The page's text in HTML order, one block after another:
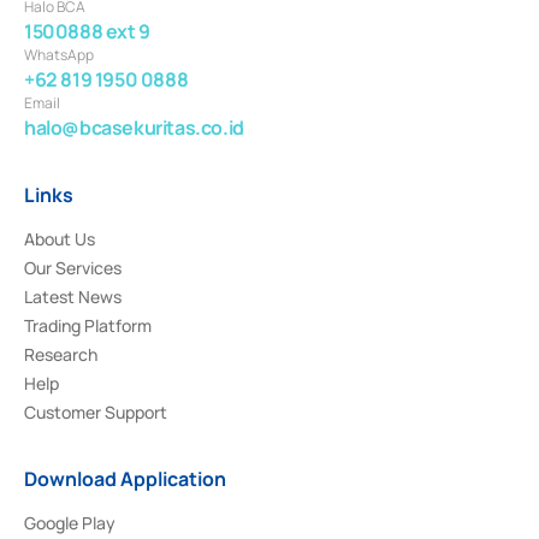
Halo BCA
1500888 ext 9
WhatsApp
+62 819 1950 0888
Email
halo@bcasekuritas.co.id
Links
About Us
Our Services
Latest News
Trading Platform
Research
Help
Customer Support
Download Application
Google Play